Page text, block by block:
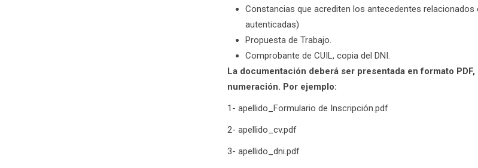
Constancias que acrediten los antecedentes
autenticadas)
Propuesta de Trabajo.
Comprobante de CUIL, copia del DNI.
La documentación deberá ser presentada en formato
numeración. Por ejemplo:
1- apellido_Formulario de Inscripción.pdf
2- apellido_cv.pdf
3- apellido_dni.pdf